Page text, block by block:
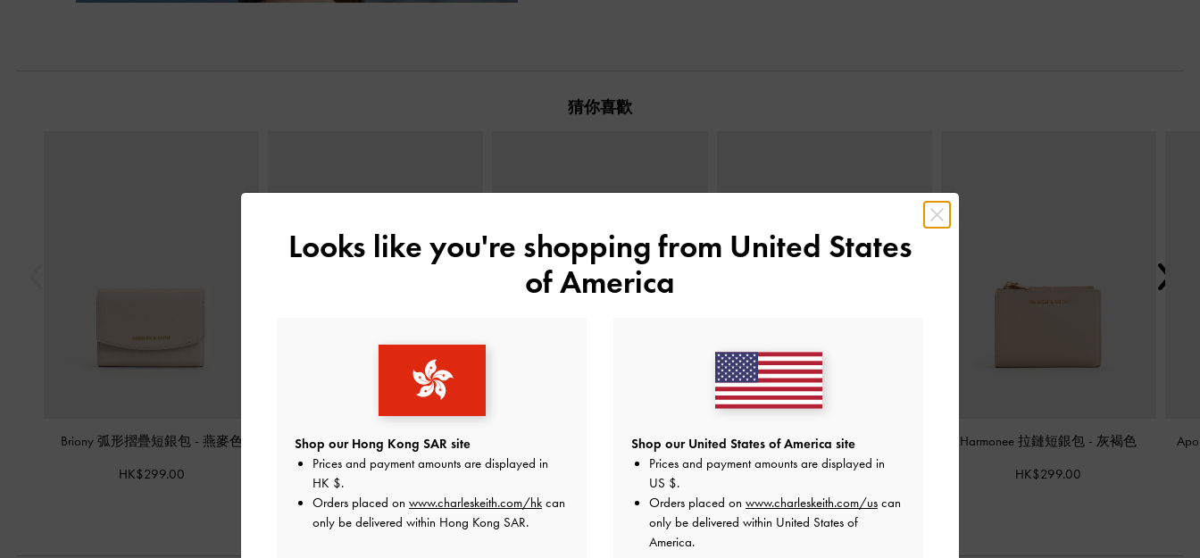
猜你喜歡
Briony 弧形摺疊短銀包 - 燕麥色
HK$299.00
Briony 長銀包-燕麥色
HK$369.00
-燕麥色 Everleigh 短銀包-灰褐色
HK$339.00
Harmonee 拉鏈短銀包 - 灰褐色
HK$299.00
Looks like you're shopping from United States
of America
Shop our Hong Kong SAR site
Prices and payment amounts are displayed in
HK $.
Orders placed on www.charleskeith.com/hk can
only be delivered within Hong Kong SAR.
Shop our United States of America site
Prices and payment amounts are displayed in
US $.
Orders placed on www.charleskeith.com/us can
only be delivered within United States of
America.